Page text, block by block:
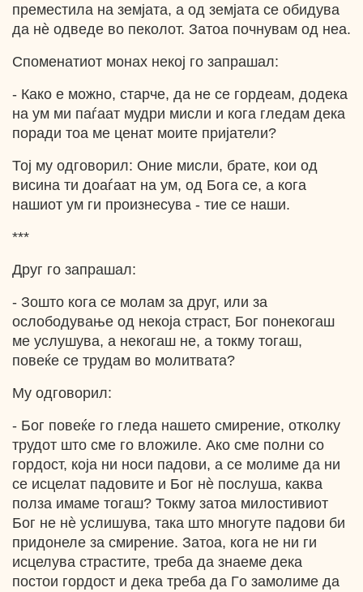
преместила на земјата, а од земјата се обидува
да нѐ одведе во пеколот. Затоа почнувам од неа.
Споменатиот монах некој го запрашал:
- Како е можно, старче, да не се гордеам, додека
на ум ми паѓаат мудри мисли и кога гледам дека
поради тоа ме ценат моите пријатели?
Тој му одговорил: Оние мисли, брате, кои од
висина ти доаѓаат на ум, од Бога се, a кога
нашиот ум ги произнесува - тие се наши.
***
Друг го запрашал:
- Зошто кога се молам за друг, или за
ослободување од некоја страст, Бог понекогаш
ме услушува, а некогаш не, a токму тогаш,
повеќе се трудам во молитвата?
Му одговорил:
- Бог повеќе го гледа нашето смирение, отколку
трудот што сме го вложиле. Ако сме полни со
гордост, која ни носи падови, а се молиме да ни
се исцелат падовите и Бог нѐ послуша, каква
полза имаме тогаш? Токму затоа милостивиот
Бог не нѐ услишува, така што многуте падови би
придонеле за смирение. Затоа, кога не ни ги
исцелува страстите, треба да знаеме дека
постои гордост и дека треба да Гo замолиме да